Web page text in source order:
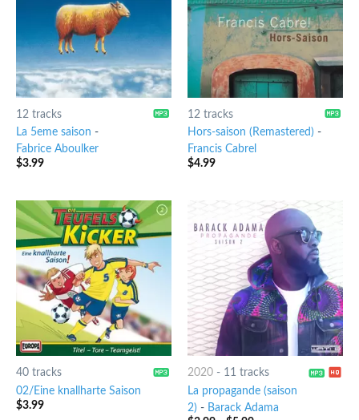
12 tracks
La 5eme saison -
Fabrice Aboulker
$3.99
12 tracks
Hors-saison (Remastered) -
Francis Cabrel
$4.99
40 tracks
02/Eine knallharte Saison
$3.99
2020- 11 tracks
La propagande (saison
2) - Barack Adama